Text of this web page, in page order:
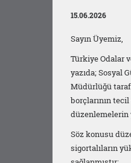
15.06.2026
Sayın Üyemiz,
Türkiye Odalar
yazıda; Sosyal
Müdürlüğü
borçlarının
düzenlemelerin
Söz konusu
sigortalıların